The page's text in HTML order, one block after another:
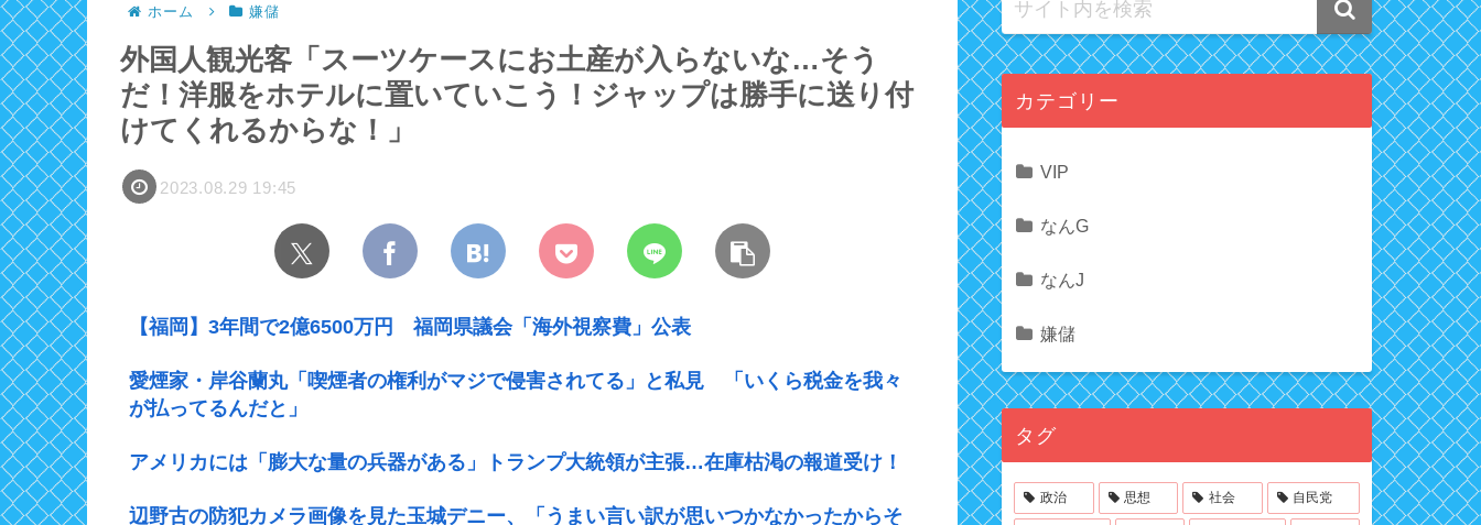
ホーム 嫌儲
外国人観光客「スーツケースにお土産が入らないな…そう
だ！洋服をホテルに置いていこう！ジャップは勝手に送り付
けてくれるからな！」
2023.08.29 19:45
【福岡】3年間で2億6500万円 福岡県議会「海外視察費」公表
愛煙家・岸谷蘭丸「喫煙者の権利がマジで侵害されてる」と私見 「いくら税金を我々
が払ってるんだと」
アメリカには「膨大な量の兵器がある」トランプ大統領が主張…在庫枯渇の報道受け！
辺野古の防犯カメラ画像を見た玉城デニー、「うまい言い訳が思いつかなかったからそ
カテゴリー
VIP
なんG
なんJ
嫌儲
タグ
政治 思想 社会 自民党